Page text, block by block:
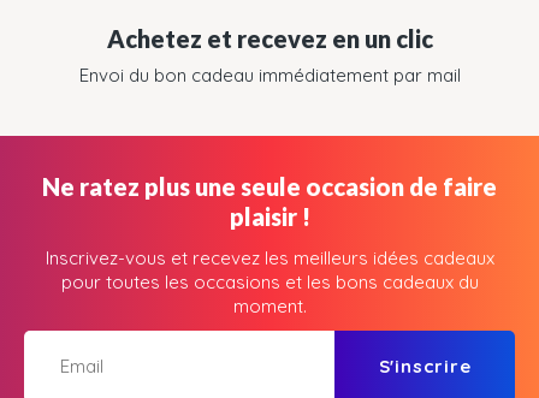
Achetez et recevez en un clic
Envoi du bon cadeau immédiatement par mail
Ne ratez plus une seule occasion de faire
plaisir !
Inscrivez-vous et recevez les meilleurs idées cadeaux
pour toutes les occasions et les bons cadeaux du
moment.
S'inscrire